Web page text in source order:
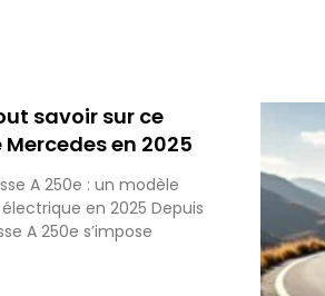
savoir sur ce
en 2025
A 250e : un modèle
en 2025 Depuis
A 250e s’impose